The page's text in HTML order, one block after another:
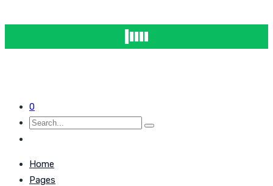
0
Home
Pages